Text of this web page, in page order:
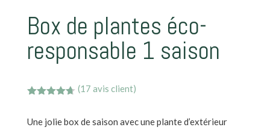
Box de plantes éco-
responsable 1 saison
basé sur
(17 avis client)
Une jolie box de saison avec une plante d’extérieur